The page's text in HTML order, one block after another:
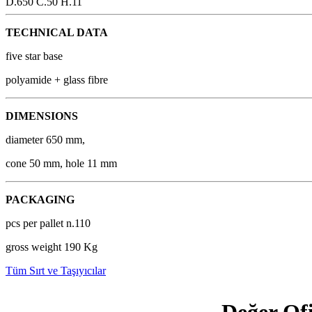
TECHNICAL DATA
five star base
polyamide + glass fibre
DIMENSIONS
diameter 650 mm,
cone 50 mm, hole 11 mm
PACKAGING
pcs per pallet n.110
gross weight 190 Kg
Tüm Sırt ve Taşıyıcılar